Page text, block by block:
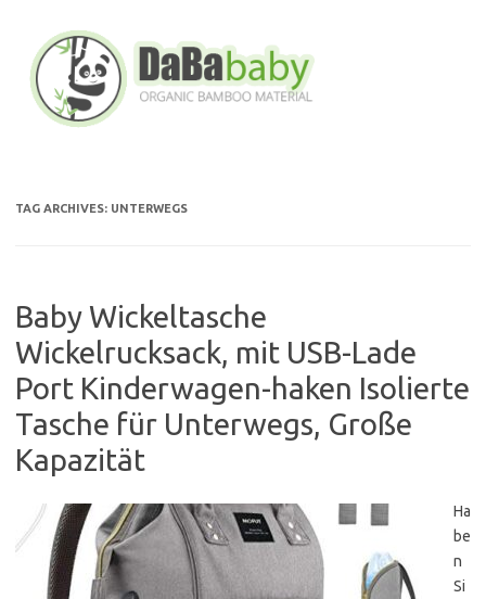
content
TAG ARCHIVES: UNTERWEGS
Baby Wickeltasche
Wickelrucksack, mit USB-Lade
Port Kinderwagen-haken Isolierte
Tasche für Unterwegs, Große
Kapazität
Ha
be
n
Si